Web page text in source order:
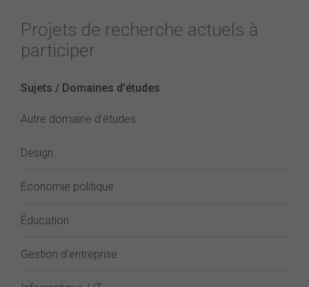
Projets de recherche actuels à
participer
Sujets / Domaines d'études
Autre domaine d'études
Design
Économie politique
Éducation
Gestion d'entreprise